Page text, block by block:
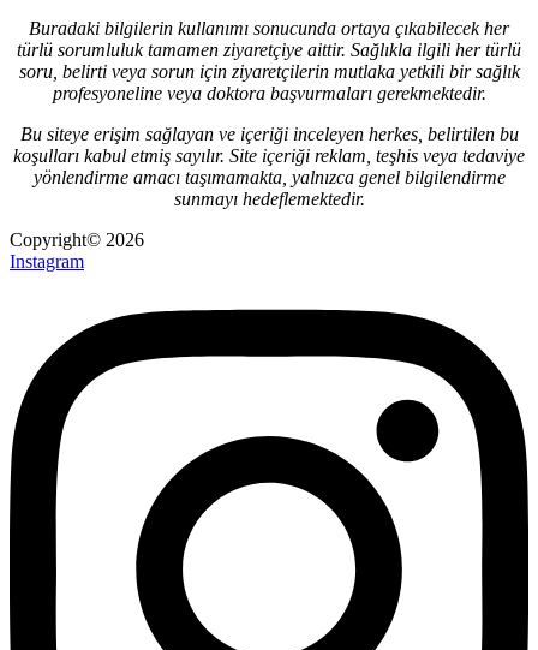
Buradaki bilgilerin kullanımı sonucunda ortaya çıkabilecek her
türlü sorumluluk tamamen ziyaretçiye aittir. Sağlıkla ilgili her türlü
soru, belirti veya sorun için ziyaretçilerin mutlaka yetkili bir sağlık
profesyoneline veya doktora başvurmaları gerekmektedir.
Bu siteye erişim sağlayan ve içeriği inceleyen herkes, belirtilen bu
koşulları kabul etmiş sayılır. Site içeriği reklam, teşhis veya tedaviye
yönlendirme amacı taşımamakta, yalnızca genel bilgilendirme
sunmayı hedeflemektedir.
Copyright© 2026
Instagram